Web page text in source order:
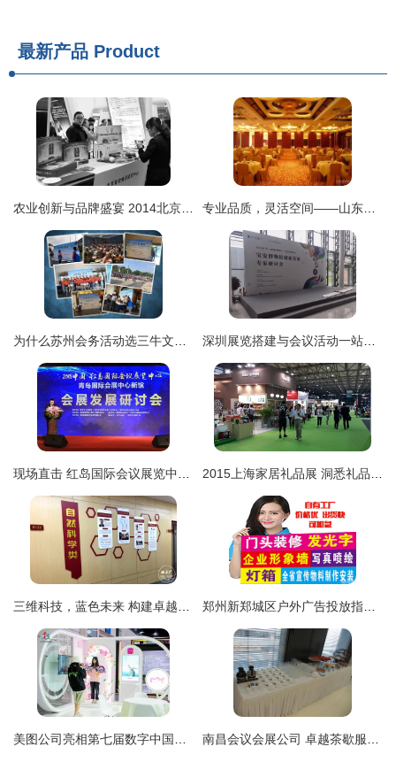
最新产品 Product